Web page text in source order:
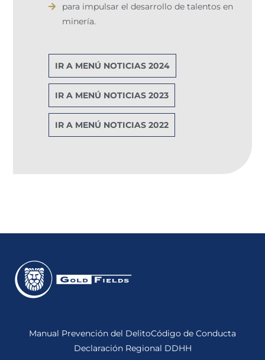
para impulsar el desarrollo de talentos en
minería.
IR A MENÚ NOTICIAS 2024
IR A MENÚ NOTICIAS 2023
IR A MENÚ NOTICIAS 2022
Manual Prevención del DelitoCódigo de Conducta
Declaración Regional DDHH